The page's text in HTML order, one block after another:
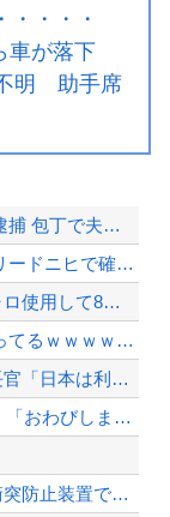
・・・・
車が落下
明 助手席
【速報】 毎日新聞のベテラン記者を逮捕 包丁で夫を脅した容疑
【衝撃】クルタ族虐 殺の犯人、ツェリードニヒで確定！クロロの演劇のせいで2人も無...
【朗報】マンジャラーワイ、マンジャロ使用して8週間たった結果
【画像】 福岡、こんなのが普通に走ってるｗｗｗｗｗｗｗｗｗｗｗｗｗｗｗｗ
【高市、叱られる】ベッセント財務長官「日本は利上げして政権は金融・財政政策をとっ...
共同通信、6000件分の連絡先流出か 「おわびします」とラフな軽い謝罪コメントを...
【疑問】羽田空港近くで全日空機が衝突防止装置で作動回避。これで「ニアミスではない...